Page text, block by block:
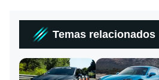
Temas relacionados